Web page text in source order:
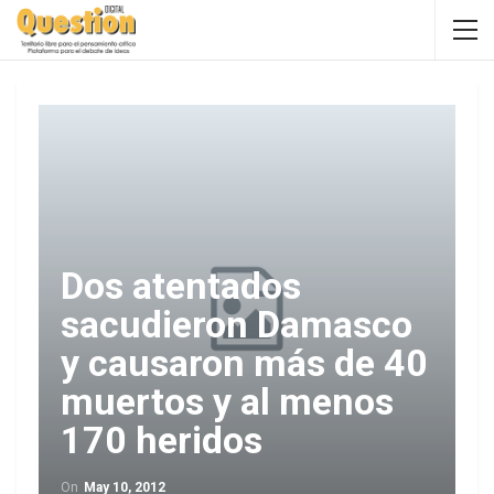
Dos atentados
sacudieron Damasco
y causaron más de 40
muertos y al menos
170 heridos
On May 10, 2012